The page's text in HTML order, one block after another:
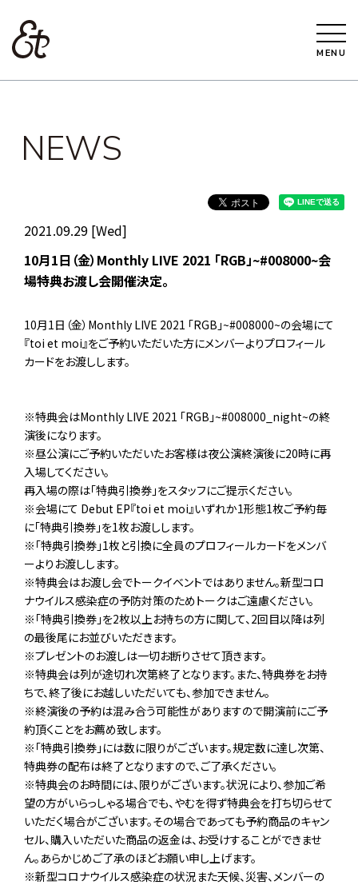
MENU
NEWS
2021.09.29 [Wed]
10月1日（金）Monthly LIVE 2021 「RGB」~#008000~会
場特典お渡し会開催決定。
10月1日（金）Monthly LIVE 2021 「RGB」~#008000~の会場にて
『toi et moi』をご予約いただいた方にメンバーよりプロフィール
カードをお渡しします。
※特典会はMonthly LIVE 2021 「RGB」~#008000_night~の終
演後になります。
※昼公演にご予約いただいたお客様は夜公演終演後に20時に再
入場してください。
再入場の際は「特典引換券」をスタッフにご提示ください。
※会場にて Debut EP『toi et moi』いずれか1形態1枚ご予約毎
に「特典引換券」を1枚お渡しします。
※「特典引換券」1枚と引換に全員のプロフィールカードをメンバ
ーよりお渡しします。
※特典会はお渡し会でトークイベントではありません。新型コロ
ナウイルス感染症の予防対策のためトークはご遠慮ください。
※「特典引換券」を2枚以上お持ちの方に関して、2回目以降は列
の最後尾にお並びいただきます。
※プレゼントのお渡しは一切お断りさせて頂きます。
※特典会は列が途切れ次第終了となります。また、特典券をお持
ちで、終了後にお越しいただいても、参加できません。
※終演後の予約は混み合う可能性がありますので開演前にご予
約頂くことをお薦め致します。
※「特典引換券」には数に限りがございます。規定数に達し次第、
特典券の配布は終了となりますので、ご了承ください。
※特典会のお時間には、限りがございます。状況により、参加ご希
望の方がいらっしゃる場合でも、やむを得ず特典会を打ち切らせて
いただく場合がございます。その場合であっても予約商品のキャン
セル、購入いただいた商品の返金は、お受けすることができませ
ん。あらかじめご了承のほどお願い申し上げます。
※新型コロナウイルス感染症の状況また天候、災害、メンバーの